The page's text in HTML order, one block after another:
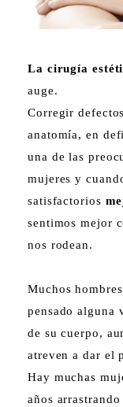
La cirugía
auge.
Corregir
anatomía, en
una de las
mujeres y
satisfactorios
sentimos mejor
nos rodean.
Muchos
pensado alguna
de su cuerpo,
atreven a dar el
Hay muchas
años